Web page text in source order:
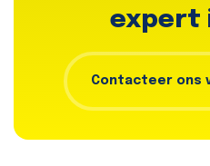
expert
Contacteer ons